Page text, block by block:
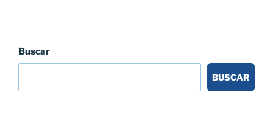
Buscar
BUSCAR